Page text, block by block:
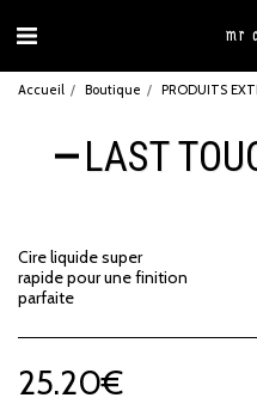
mr
Accueil Boutique PRODUITS
LAST
Cire liquide super
rapide pour une finition
parfaite
25.20€